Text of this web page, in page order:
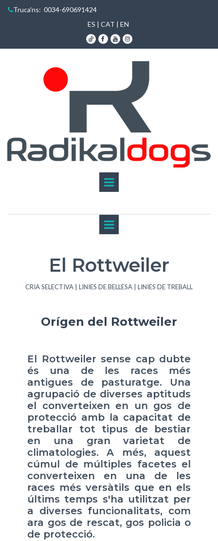
Truca'ns: 0034-690691424
ES | CAT | EN
  
El Rottweiler
CRIA SELECTIVA | LINIES DE BELLESA | LINIES DE TREBALL
Orígen del Rottweiler
El Rottweiler sense cap dubte
és una de les races més
antigues de pasturatge. Una
agrupació de diverses aptituds
el converteixen en un gos de
protecció amb la capacitat de
treballar tot tipus de bestiar
en una gran varietat de
climatologies. A més, aquest
cúmul de múltiples facetes el
converteixen en una de les
races més versàtils que en els
últims temps s'ha utilitzat per
a diverses funcionalitats, com
ara gos de rescat, gos policia o
de protecció.